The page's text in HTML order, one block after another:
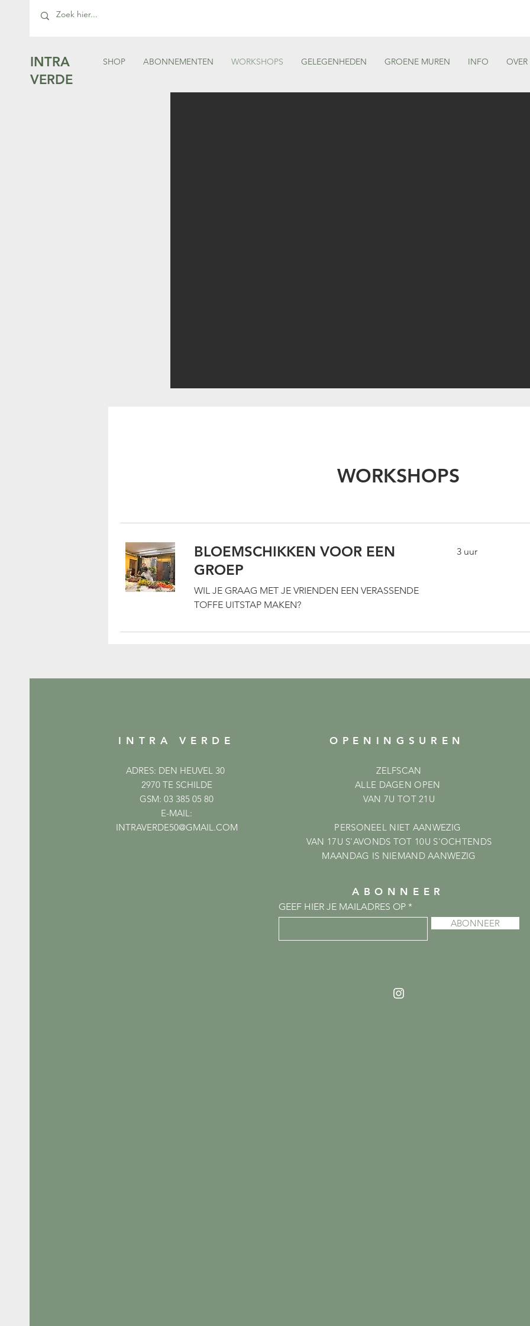
INTRA
VERDE
SHOP ABONNEMENTEN WORKSHOPS GELEGENHEDEN GROENE MUREN INFO
WORKSHOPS
BLOEMSCHIKKEN VOOR EEN
GROEP
WIL JE GRAAG MET JE VRIENDEN EEN VERASSENDE
TOFFE UITSTAP MAKEN?
3 uur
INTRA VERDE
ADRES: DEN HEUVEL 30
2970 TE SCHILDE
GSM: 03 385 05 80
E-MAIL:
INTRAVERDE50@GMAIL.COM
OPENINGSUREN
ZELFSCAN
ALLE DAGEN OPEN
VAN 7U TOT 21U
PERSONEEL NIET AANWEZIG
VAN 17U S'AVONDS TOT 10U S'OCHTENDS
MAANDAG IS NIEMAND AANWEZIG
ABONNEER
GEEF HIER JE MAILADRES OP
ABONNEER